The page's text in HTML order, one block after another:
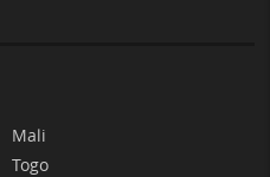
Mali
Togo